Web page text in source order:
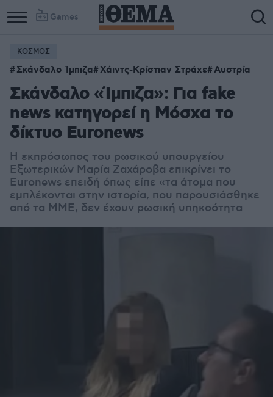
Games
ΚΟΣΜΟΣ
Σκάνδαλο Ίμπιζα Χάιντς-Κρίστιαν Στράχε Αυστρία
Σκάνδαλο «Ίμπιζα»: Για fake
news κατηγορεί η Μόσχα το
δίκτυο Euronews
Η εκπρόσωπος του ρωσικού υπουργείου
Εξωτερικών Μαρία Ζαχάροβα επικρίνει το
Euronews επειδή όπως είπε «τα άτομα που
εμπλέκονται στην ιστορία, που παρουσιάσθηκε
από τα ΜΜΕ, δεν έχουν ρωσική υπηκοότητα